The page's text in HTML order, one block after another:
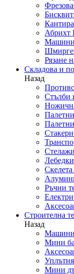
Абрихт
Машини
Рязане
Складова и
Назад
Стълби
Стакери
Лебедки
Ръчни
Строителна
Назад
Машини
Мини
Мини